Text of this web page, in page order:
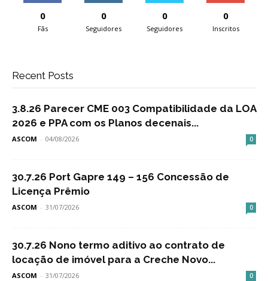
0
Fãs
0
Seguidores
0
Seguidores
0
Inscritos
Recent Posts
3.8.26 Parecer CME 003 Compatibilidade da LOA
2026 e PPA com os Planos decenais...
ASCOM - 04/08/2026 0
30.7.26 Port Gapre 149 – 156 Concessão de
Licença Prêmio
ASCOM - 31/07/2026 0
30.7.26 Nono termo aditivo ao contrato de
locação de imóvel para a Creche Novo...
ASCOM - 31/07/2026 0